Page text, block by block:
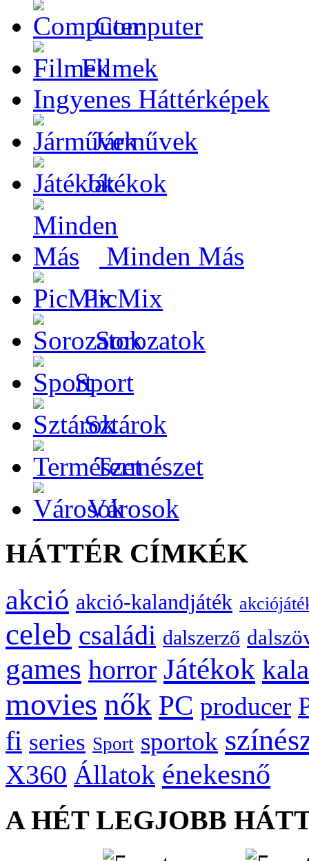
Computer
Filmek
Ingyenes Háttérképek
Járművek
Játékok
Minden Más
PicMix
Sorozatok
Sport
Sztárok
Természet
Városok
HÁTTÉR CÍMKÉK
akció akció-kalandjáték
celeb családi dalszerző
games horror Játékok
movies nők PC producer
fi series Sport sportok
X360 Állatok énekesnő
A HÉT LEGJOBB